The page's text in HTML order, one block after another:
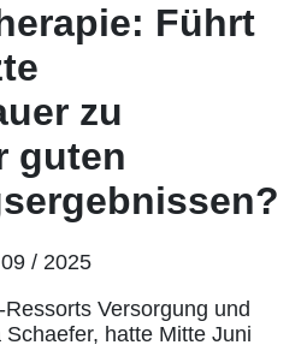
Führt
zu
guten
/ 2025
Versorgung und
hatte Mitte Juni